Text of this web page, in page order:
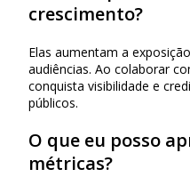
crescimento?
Elas aumentam a
audiências. Ao colaborar
conquista visibilidade e
públicos.
O que eu posso
métricas?